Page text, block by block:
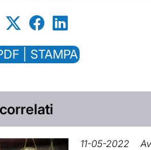
| STAMPA
11-05-2022